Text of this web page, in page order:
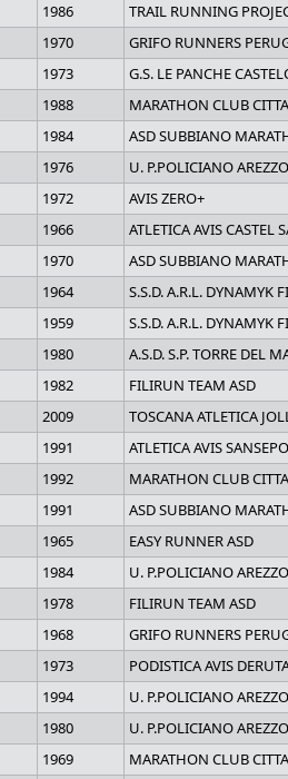
1986 TRAIL RUNNING
1970 GRIFO RUNNERS
1973 G.S. LE PANCHE
1988 MARATHON CLUB
1984 ASD SUBBIANO
1976 U. P.POLICIANO
1972 AVIS ZERO+
1966 ATLETICA AVIS CASTEL
1970 ASD SUBBIANO
1964 S.S.D. A.R.L. DYNAMYK
1959 S.S.D. A.R.L. DYNAMYK
1980 A.S.D. S.P. TORRE DEL
1982 FILIRUN TEAM ASD
2009 TOSCANA ATLETICA
1991 ATLETICA AVIS
1992 MARATHON CLUB
1991 ASD SUBBIANO
1965 EASY RUNNER ASD
1984 U. P.POLICIANO
1978 FILIRUN TEAM ASD
1968 GRIFO RUNNERS
1973 PODISTICA AVIS
1994 U. P.POLICIANO
1980 U. P.POLICIANO
1969 MARATHON CLUB